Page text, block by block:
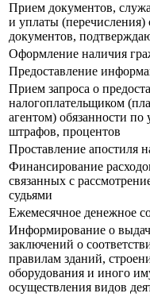
Прием документов,
и уплаты (перечисления)
документов,
Оформление наличия
Предоставление
Прием запроса о
налогоплательщиком
агентом) обязанности по
штрафов, процентов
Проставление апостиля
Финансирование
связанных с
судьями
Ежемесячное денежное
Информирование о
заключений о
правилам зданий,
оборудования и иного
осуществления видов